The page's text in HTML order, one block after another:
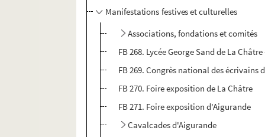
Manifestations festives et culturelles
Associations, fondations et comités
FB 268. Lycée George Sand de La
FB 269. Congrès national des écrivains
FB 270. Foire exposition de La Châtre
FB 271. Foire exposition d'Aigurande
Cavalcades d'Aigurande